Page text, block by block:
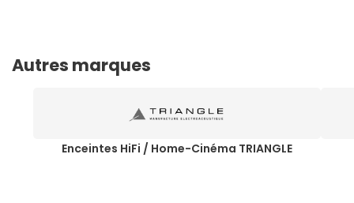
Autres marques
Enceintes HiFi / Home-Cinéma TRIANGLE